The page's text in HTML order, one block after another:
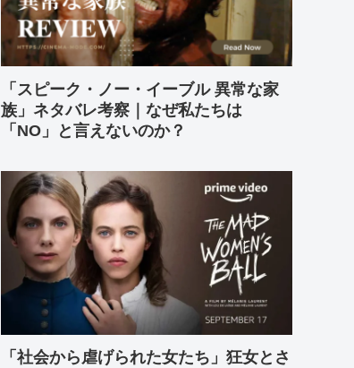
「スピーク・ノー・イーブル 異常な家
族」ネタバレ考察｜なぜ私たちは
「NO」と言えないのか？
「社会から虐げられた女たち」狂女とさ